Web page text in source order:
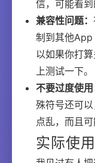
信，可能看到
兼容性问题：
制到其他App
以如果你打
上测试一下。
不要过度使用
殊符号还可
点乱，而且
实际使